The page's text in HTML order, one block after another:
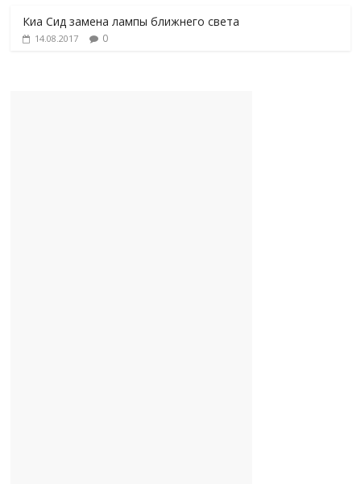
Киа Сид замена лампы ближнего света
14.08.2017 0